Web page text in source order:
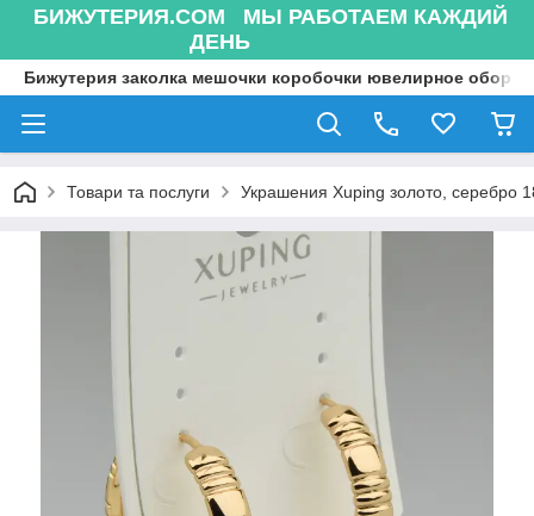
БИЖУТЕРИЯ.COM МЫ РАБОТАЕМ КАЖДИЙ
ДЕНЬ
Бижутерия заколка мешочки коробочки ювелирное
Товари та послуги Украшения Xuping золото, серебро